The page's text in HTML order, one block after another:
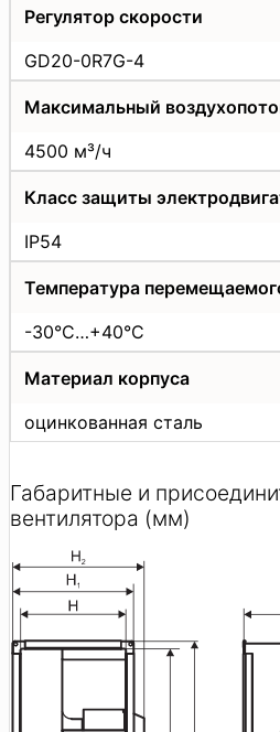
Регулятор скорости
GD20-0R7G-4
Максимальный
4500 м³/ч
Класс защиты
IP54
Температура
-30°C…+40°C
Материал корпуса
оцинкованная сталь
Габаритные и
вентилятора (мм)